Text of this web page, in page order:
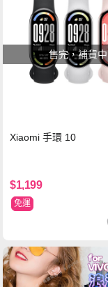
售完，補貨中
Xiaomi 手環 10
$1,199
免運